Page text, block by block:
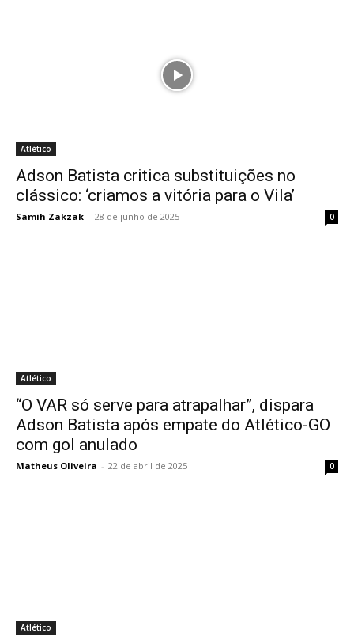
Atlético
Adson Batista critica substituições no
clássico: ‘criamos a vitória para o Vila’
Samih Zakzak - 28 de junho de 2025 0
Atlético
“O VAR só serve para atrapalhar”, dispara
Adson Batista após empate do Atlético-GO
com gol anulado
Matheus Oliveira - 22 de abril de 2025 0
Atlético